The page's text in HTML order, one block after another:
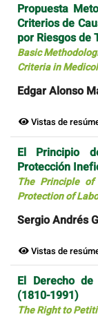
Propuesta
Criterios de
por Riesgos de
Basic
Criteria in
Edgar Alonso
Vistas de
El Principio
Protección
The Principle
Protection of
Sergio Andrés
Vistas de
El Derecho
(1810-1991)
The Right to